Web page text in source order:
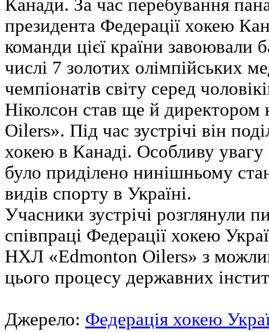
Канади. За час перебування
президента Федерації хокею
команди цієї країни завоювали
числі 7 золотих олімпійських
чемпіонатів світу серед
Ніколсон став ще й
Oilers». Під час зустрічі він
хокею в Канаді. Особливу
було приділено нинішньому
видів спорту в Україні.
Учасники зустрічі розглянули
співпраці Федерації хокею
НХЛ «Edmonton Oilers» з
цього процесу державних
Джерело: Федерація хокею